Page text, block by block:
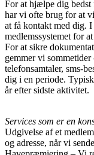
For at hjælpe dig bedst
har vi ofte brug for at
at få kontakt med dig.
medlemssystemet for
For at sikre
gemmer vi
telefonsamtaler, sms-
dig i en periode.
år efter sidste aktivitet.
Services som er en
Udgivelse af et
og adresse, når vi